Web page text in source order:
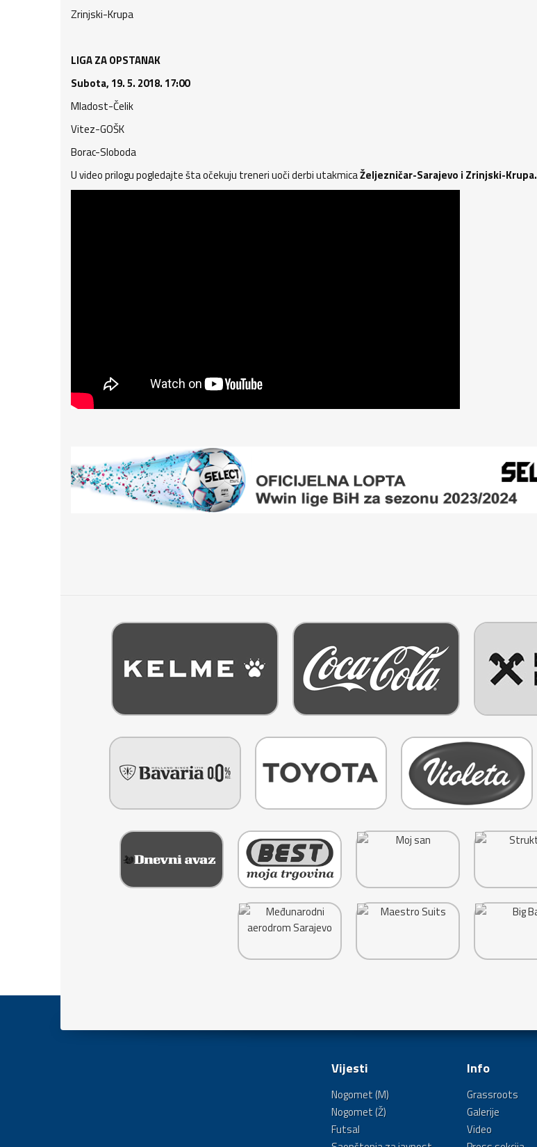
Zrinjski-Krupa
LIGA ZA OPSTANAK
Subota, 19. 5. 2018. 17:00
Mladost-Čelik
Vitez-GOŠK
Borac-Sloboda
U video prilogu pogledajte šta očekuju treneri uoči derbi utakmicaŽeljezničar-Sarajevo i Zrinjski-Krupa.
Vijesti
Nogomet (M)
Nogomet (Ž)
Futsal
Info
Grassroots
Galerije
Video